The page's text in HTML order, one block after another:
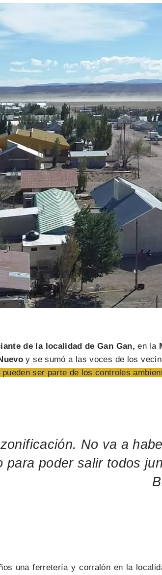
de la localidad de Gan Gan, en la
y se sumó a las voces de los
ser parte de los controles
No va a
para poder salir todos
una ferretería y corralón en la